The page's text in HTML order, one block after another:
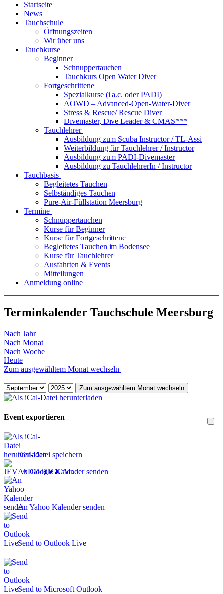
Startseite
News
Tauchschule
Öffnungszeiten
Wir über uns
Tauchkurse
Beginner
Schnuppertauchen
Tauchkurs Open Water Diver
Fortgeschrittene
Spezialkurse (i.a.c. oder PADI)
AOWD – Advanced-Open-Water-Diver
Stress & Rescue/ Rescue Diver
Divemaster, Dive Leader & CMAS***
Tauchlehrer
Ausbildung zum Scuba Instructor / TL-Assi
Weiterbildung für Tauchlehrer / Instructor
Ausbildung zum PADI-Divemaster
Ausbildung zu TauchlehrerIn / Instructor
Tauchbasis
Begleitetes Tauchen
Selbständiges Tauchen
Pure-Air-Füllstation Meersburg
Termine
Schnuppertauchen
Kurse für Beginner
Kurse für Fortgeschrittene
Begleitetes Tauchen im Bodensee
Kurse für Tauchlehrer
Ausfahrten & Events
Mitteilungen
Anmeldung online
Terminkalender Tauchschule Meersburg
Nach Jahr
Nach Monat
Nach Woche
Heute
Zum ausgewähltem Monat wechseln
Zum ausgewähltem Monat wechseln
Event exportieren
iCal-Datei speichern
An Google Kalender senden
An Yahoo Kalender senden
Send to Outlook Live
Send to Microsoft Outlook